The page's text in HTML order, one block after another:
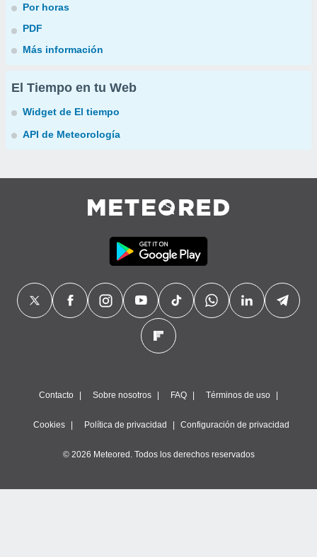
Por horas
PDF
Más información
El Tiempo en tu Web
Widget de El tiempo
API de Meteorología
Contacto Sobre nosotros FAQ Términos de uso
Cookies Política de privacidad Configuración de privacidad
© 2026 Meteored. Todos los derechos reservados